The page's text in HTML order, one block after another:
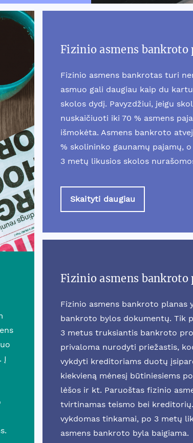
Į
Fizinio asmens
Fizinio asmens bankrotas turi
asmuo gali daugiau kaip du
skolos dydį. Pavyzdžiui, jeigu
nuskaičiuoti iki 70 % asmens
išmokėta. Asmens bankroto
% skolininko gaunamų pajamų,
3 metų likusios skolos
Skaityti daugiau
Fizinio asmens bankroto
Fizinio asmens bankroto planas
bankroto bylos dokumentų. Tik
3 metus truksiantis bankroto
privaloma nurodyti priežastis,
vykdyti kreditoriams duotų
kiekvieną mėnesį būtiniesiems
lėšos ir kt. Paruoštas fizinio
tvirtinamas teismo bei
vykdomas tinkamai, po 3 metų
asmens bankroto byla baigiama.